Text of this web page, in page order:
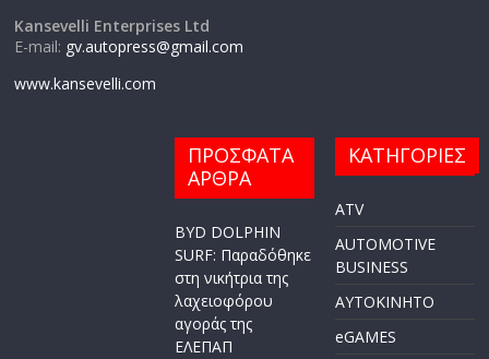
Kansevelli Enterprises Ltd
E-mail: gv.autopress@gmail.com
www.kansevelli.com
ΠΡΟΣΦΑΤΑ
ΑΡΘΡΑ
BYD DOLPHIN
SURF: Παραδόθηκε
στη νικήτρια της
λαχειοφόρου
αγοράς της
ΕΛΕΠΑΠ
ΚΑΤΗΓΟΡΙΕΣ
ATV
AUTOMOTIVE
BUSINESS
AYTOKINHTO
eGAMES